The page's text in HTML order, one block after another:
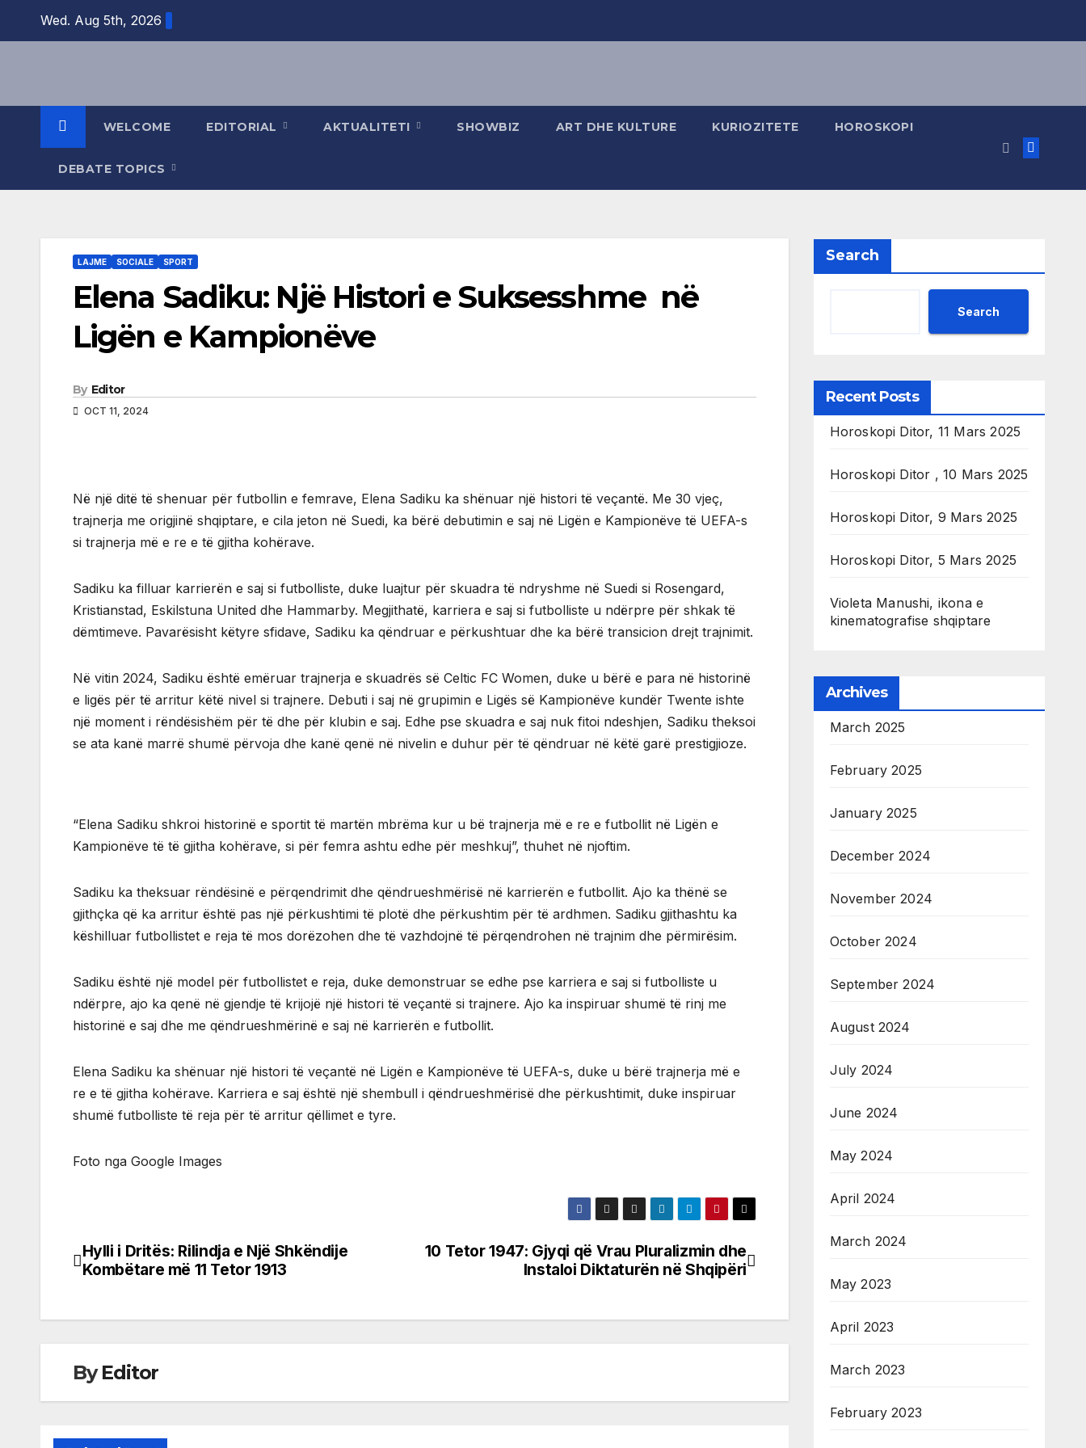
Wed. Aug 5th, 2026
WELCOME EDITORIAL AKTUALITETI SHOWBIZ ART DHE KULTURE KURIOZITETE HOROSKOPI
DEBATE TOPICS
LAJME SOCIALE SPORT
Elena Sadiku: Një Histori e Suksesshme në
Ligën e Kampionëve
By Editor
OCT 11, 2024
Në një ditë të shenuar për futbollin e femrave, Elena Sadiku ka shënuar një histori të veçantë. Me 30 vjeç,
trajnerja me origjinë shqiptare, e cila jeton në Suedi, ka bërë debutimin e saj në Ligën e Kampionëve të UEFA-s
si trajnerja më e re e të gjitha kohërave.
Sadiku ka filluar karrierën e saj si futbolliste, duke luajtur për skuadra të ndryshme në Suedi si Rosengard,
Kristianstad, Eskilstuna United dhe Hammarby. Megjithatë, karriera e saj si futbolliste u ndërpre për shkak të
dëmtimeve. Pavarësisht këtyre sfidave, Sadiku ka qëndruar e përkushtuar dhe ka bërë transicion drejt trajnimit.
Në vitin 2024, Sadiku është emëruar trajnerja e skuadrës së Celtic FC Women, duke u bërë e para në historinë
e ligës për të arritur këtë nivel si trajnere. Debuti i saj në grupimin e Ligës së Kampionëve kundër Twente ishte
një moment i rëndësishëm për të dhe për klubin e saj. Edhe pse skuadra e saj nuk fitoi ndeshjen, Sadiku theksoi
se ata kanë marrë shumë përvoja dhe kanë qenë në nivelin e duhur për të qëndruar në këtë garë prestigjioze.
“Elena Sadiku shkroi historinë e sportit të martën mbrëma kur u bë trajnerja më e re e futbollit në Ligën e
Kampionëve të të gjitha kohërave, si për femra ashtu edhe për meshkuj”, thuhet në njoftim.
Sadiku ka theksuar rëndësinë e përqendrimit dhe qëndrueshmërisë në karrierën e futbollit. Ajo ka thënë se
gjithçka që ka arritur është pas një përkushtimi të plotë dhe përkushtim për të ardhmen. Sadiku gjithashtu ka
këshilluar futbollistet e reja të mos dorëzohen dhe të vazhdojnë të përqendrohen në trajnim dhe përmirësim.
Sadiku është një model për futbollistet e reja, duke demonstruar se edhe pse karriera e saj si futbolliste u
ndërpre, ajo ka qenë në gjendje të krijojë një histori të veçantë si trajnere. Ajo ka inspiruar shumë të rinj me
historinë e saj dhe me qëndrueshmërinë e saj në karrierën e futbollit.
Elena Sadiku ka shënuar një histori të veçantë në Ligën e Kampionëve të UEFA-s, duke u bërë trajnerja më e
re e të gjitha kohërave. Karriera e saj është një shembull i qëndrueshmërisë dhe përkushtimit, duke inspiruar
shumë futbolliste të reja për të arritur qëllimet e tyre.
Foto nga Google Images
Post
10 Tetor 1947: Gjyqi që Vrau Pluralizmin dhe
Instaloi Diktaturën në Shqipëri
Hylli i Dritës: Rilindja e Një Shkëndije
Kombëtare më 11 Tetor 1913
ByEditor
Search
Search
Recent Posts
Horoskopi Ditor, 11 Mars 2025
Horoskopi Ditor , 10 Mars 2025
Horoskopi Ditor, 9 Mars 2025
Horoskopi Ditor, 5 Mars 2025
Violeta Manushi, ikona e
kinematografise shqiptare
Archives
March 2025
February 2025
January 2025
December 2024
November 2024
October 2024
September 2024
August 2024
July 2024
June 2024
May 2024
April 2024
March 2024
May 2023
April 2023
March 2023
February 2023